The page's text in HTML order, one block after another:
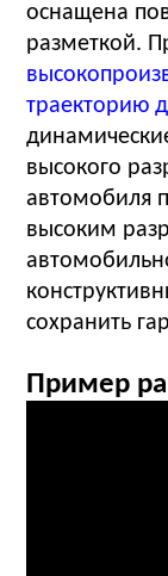
оснащена
разметкой.
траекторию
высокого
автомобиля
высоким
сохранить
Пример